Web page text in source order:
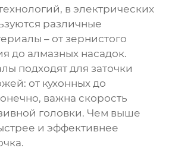
в электрических
различные
– от зернистого
до алмазных насадок.
подходят для заточки
от кухонных до
важна скорость
головки. Чем выше
и эффективнее